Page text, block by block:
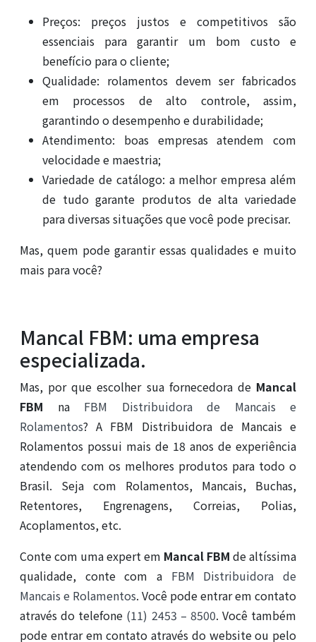
Preços: preços justos e competitivos são
essenciais para garantir um bom custo e
benefício para o cliente;
Qualidade: rolamentos devem ser fabricados
em processos de alto controle, assim,
garantindo o desempenho e durabilidade;
Atendimento: boas empresas atendem com
velocidade e maestria;
Variedade de catálogo: a melhor empresa além
de tudo garante produtos de alta variedade
para diversas situações que você pode precisar.
Mas, quem pode garantir essas qualidades e muito
mais para você?
Mancal FBM: uma empresa
especializada.
Mas, por que escolher sua fornecedora de Mancal
FBM na FBM Distribuidora de Mancais e
Rolamentos? A FBM Distribuidora de Mancais e
Rolamentos possui mais de 18 anos de experiência
atendendo com os melhores produtos para todo o
Brasil. Seja com Rolamentos, Mancais, Buchas,
Retentores, Engrenagens, Correias, Polias,
Acoplamentos, etc.
Conte com uma expert em Mancal FBM de altíssima
qualidade, conte com a FBM Distribuidora de
Mancais e Rolamentos. Você pode entrar em contato
através do telefone (11) 2453 – 8500. Você também
pode entrar em contato através do website ou pelo